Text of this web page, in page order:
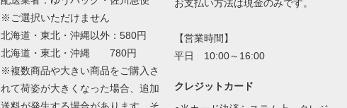
※ご選択いただけません
北海道・東北・沖縄以外：580円
北海道・東北・沖縄 780円
※複数商品や大きい商品をご購入さ
れて荷姿が大きくなった場合、追加
送料が発生する場合があります。そ
お支払い方法は現金のみです。
【営業時間】
平日 10:00～16:00
クレジットカード